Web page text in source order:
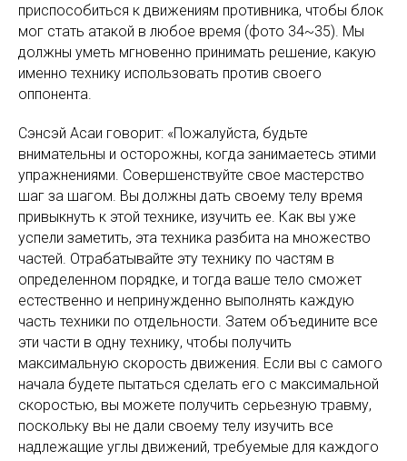
приспособиться к движениям противника, чтобы блок
мог стать атакой в любое время (фото 34~35). Мы
должны уметь мгновенно принимать решение, какую
именно технику использовать против своего
оппонента.
Сэнсэй Асаи говорит: «Пожалуйста, будьте
внимательны и осторожны, когда занимаетесь этими
упражнениями. Совершенствуйте свое мастерство
шаг за шагом. Вы должны дать своему телу время
привыкнуть к этой технике, изучить ее. Как вы уже
успели заметить, эта техника разбита на множество
частей. Отрабатывайте эту технику по частям в
определенном порядке, и тогда ваше тело сможет
естественно и непринужденно выполнять каждую
часть техники по отдельности. Затем объедините все
эти части в одну технику, чтобы получить
максимальную скорость движения. Если вы с самого
начала будете пытаться сделать его с максимальной
скоростью, вы можете получить серьезную травму,
поскольку вы не дали своему телу изучить все
надлежащие углы движений, требуемые для каждого